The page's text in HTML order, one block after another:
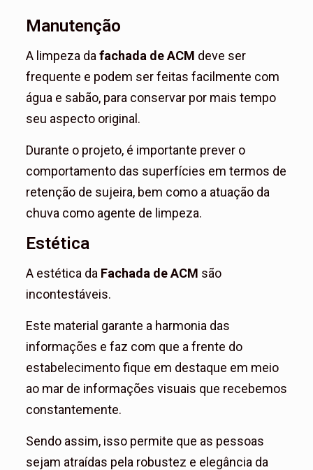
Manutenção
A limpeza da fachada de ACM deve ser
frequente e podem ser feitas facilmente com
água e sabão, para conservar por mais tempo
seu aspecto original.
Durante o projeto, é importante prever o
comportamento das superfícies em termos de
retenção de sujeira, bem como a atuação da
chuva como agente de limpeza.
Estética
A estética da Fachada de ACM são
incontestáveis.
Este material garante a harmonia das
informações e faz com que a frente do
estabelecimento fique em destaque em meio
ao mar de informações visuais que recebemos
constantemente.
Sendo assim, isso permite que as pessoas
sejam atraídas pela robustez e elegância da